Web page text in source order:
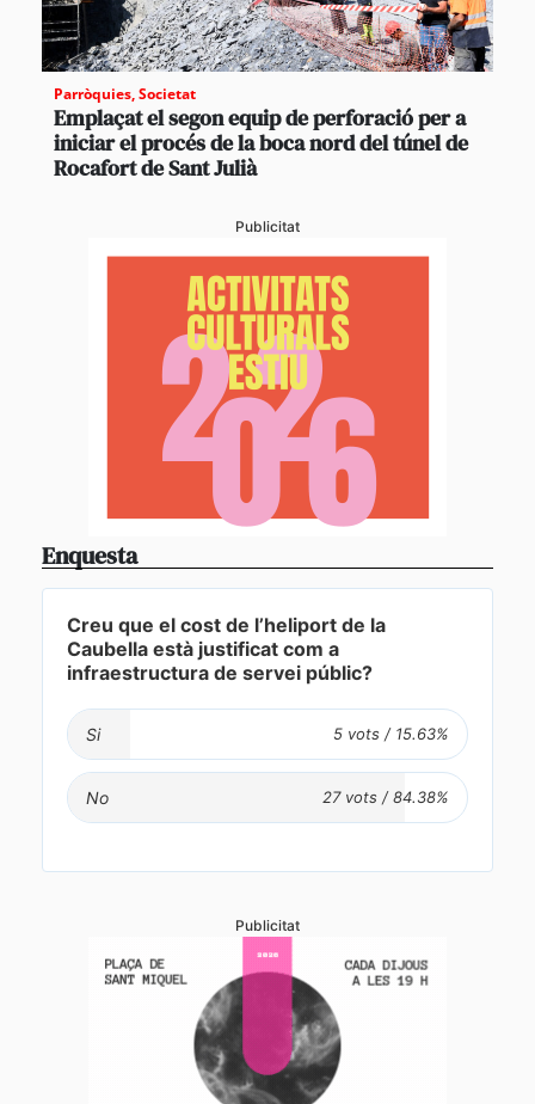
Parròquies,Societat
Emplaçat el segon equip de perforació per a
iniciar el procés de la boca nord del túnel de
Rocafort de Sant Julià
Publicitat
Enquesta
Creu que el cost de l’heliport de la
Caubella està justificat com a
infraestructura de servei públic?
Si
No
Publicitat